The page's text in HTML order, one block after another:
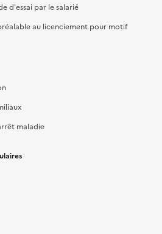
d'essai par le salarié
au licenciement pour motif
maladie